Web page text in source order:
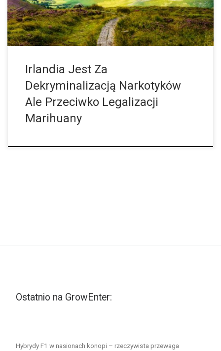
Parlamentowi zalecenie dotyczące […]
Irlandia Jest Za
Dekryminalizacją Narkotyków
Ale Przeciwko Legalizacji
Marihuany
Ostatnio na GrowEnter:
Hybrydy F1 w nasionach konopi – rzeczywista przewaga